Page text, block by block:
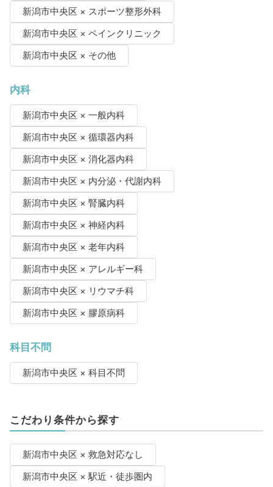
新潟市中央区 × スポーツ整形外科
新潟市中央区 × ペインクリニック
新潟市中央区 × その他
内科
新潟市中央区 × 一般内科
新潟市中央区 × 循環器内科
新潟市中央区 × 消化器内科
新潟市中央区 × 内分泌・代謝内科
新潟市中央区 × 腎臓内科
新潟市中央区 × 神経内科
新潟市中央区 × 老年内科
新潟市中央区 × アレルギー科
新潟市中央区 × リウマチ科
新潟市中央区 × 膠原病科
科目不問
新潟市中央区 × 科目不問
こだわり条件から探す
新潟市中央区 × 救急対応なし
新潟市中央区 × 駅近・徒歩圏内